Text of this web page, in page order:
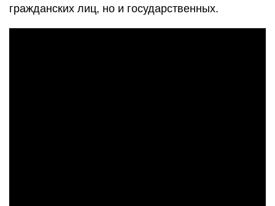
гражданских лиц, но и государственных.